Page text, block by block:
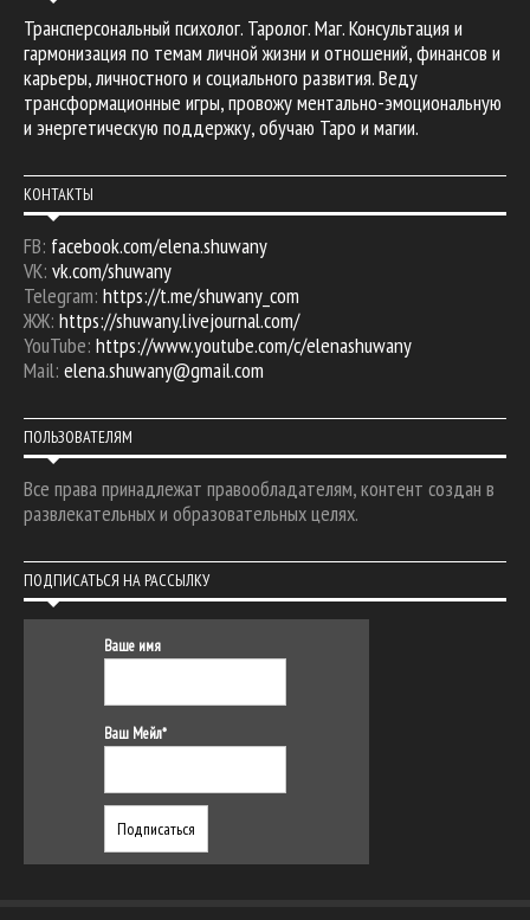
Трансперсональный психолог. Таролог. Маг. Консультация и
гармонизация по темам личной жизни и отношений, финансов и
карьеры, личностного и социального развития. Веду
трансформационные игры, провожу ментально-эмоциональную
и энергетическую поддержку, обучаю Таро и магии.
КОНТАКТЫ
FB: facebook.com/elena.shuwany
VK: vk.com/shuwany
Telegram: https://t.me/shuwany_com
ЖЖ: https://shuwany.livejournal.com/
YouTube: https://www.youtube.com/c/elenashuwany
Mail: elena.shuwany@gmail.com
ПОЛЬЗОВАТЕЛЯМ
Все права принадлежат правообладателям, контент создан в
развлекательных и образовательных целях.
ПОДПИСАТЬСЯ НА РАССЫЛКУ
Ваше имя
Ваш Мейл*